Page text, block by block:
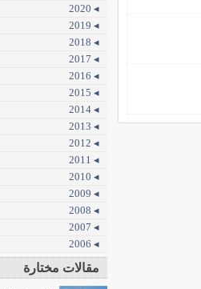
◂ 2020
◂ 2019
◂ 2018
◂ 2017
◂ 2016
◂ 2015
◂ 2014
◂ 2013
◂ 2012
◂ 2011
◂ 2010
◂ 2009
◂ 2008
◂ 2007
◂ 2006
مقالات مختارة